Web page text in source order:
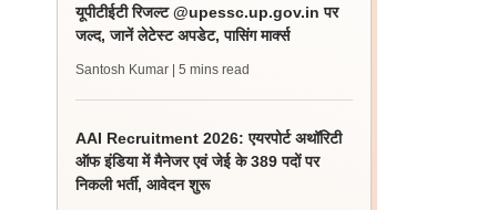
यूपीटीईटी रिजल्ट @upessc.up.gov.in पर
जल्द, जानें लेटेस्ट अपडेट, पासिंग मार्क्स
Santosh Kumar | 5 mins read
AAI Recruitment 2026: एयरपोर्ट अथॉरिटी
ऑफ इंडिया में मैनेजर एवं जेई के 389 पदों पर
निकली भर्ती, आवेदन शुरू